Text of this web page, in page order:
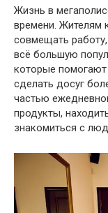
Жизнь в
времени. Жителям
совмещать
всё большую
которые помогают
сделать досуг
частью
продукты,
знакомиться с